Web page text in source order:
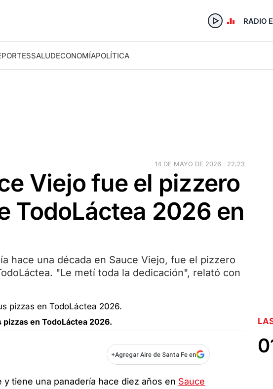
RADIO
SALUDECONOMÍAPOLÍTICA
14 DE MAYO DE 2026 · 22:23
Viejo fue el pizzero
TodoLáctea 2026 en
hace una década en Sauce Viejo, fue el pizzero
"Le metí toda la dedicación", relató con
en TodoLáctea 2026.
+Agregar Aire de Santa Fe en
y tiene una panadería hace diez años en Sauce